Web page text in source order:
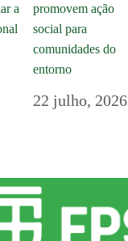
a
promovem ação
social para
comunidades do
entorno
22 julho, 2026